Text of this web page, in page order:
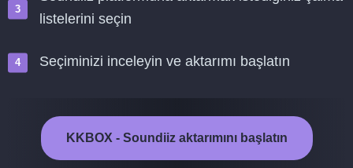
listelerini seçin
Seçiminizi inceleyin ve aktarımı başlatın
KKBOX - Soundiiz aktarımını başlatın